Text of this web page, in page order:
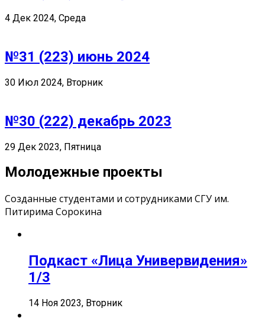
4 Дек 2024, Среда
№31 (223) июнь 2024
30 Июл 2024, Вторник
№30 (222) декабрь 2023
29 Дек 2023, Пятница
Молодежные проекты
Созданные студентами и сотрудниками СГУ им.
Питирима Сорокина
Подкаст «Лица Универвидения»
1/3
14 Ноя 2023, Вторник